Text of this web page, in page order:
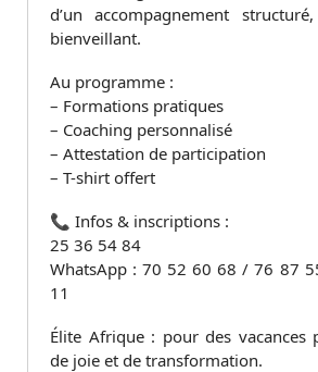
d’un accompagnement
bienveillant.
Au programme :
– Formations pratiques
– Coaching personnalisé
– Attestation de participation
– T-shirt offert
📞 Infos & inscriptions :
25 36 54 84
WhatsApp : 70 52 60 68 / 76 87
11
Élite Afrique : pour des vacances
de joie et de transformation.